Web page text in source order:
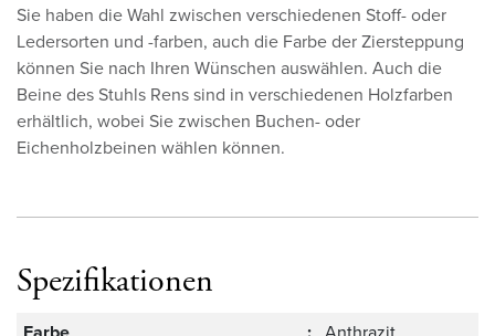
Sie haben die Wahl zwischen verschiedenen Stoff- oder
Ledersorten und -farben, auch die Farbe der Ziersteppung
können Sie nach Ihren Wünschen auswählen. Auch die
Beine des Stuhls Rens sind in verschiedenen Holzfarben
erhältlich, wobei Sie zwischen Buchen- oder
Eichenholzbeinen wählen können.
Spezifikationen